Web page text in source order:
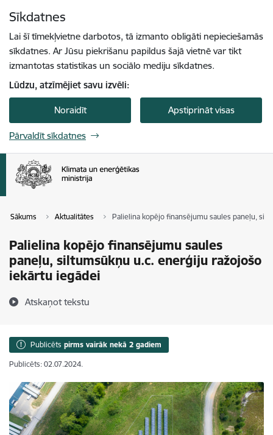
Sīkdatnes
Lai šī tīmekļvietne darbotos, tā izmanto obligāti nepieciešamās
sīkdatnes. Ar Jūsu piekrišanu papildus šajā vietnē var tikt
izmantotas statistikas un sociālo mediju sīkdatnes.
Lūdzu, atzīmējiet savu izvēli:
Noraidīt Apstiprināt visas
Pārvaldīt sīkdatnes
Sākums Aktualitātes Palielina kopējo finansējumu saules paneļu,
Palielina kopējo finansējumu saules
paneļu, siltumsūkņu u.c. enerģiju ražojošo
iekārtu iegādei
Atskaņot tekstu
Publicēts pirms vairāk nekā 2 gadiem
Publicēts: 02.07.2024.